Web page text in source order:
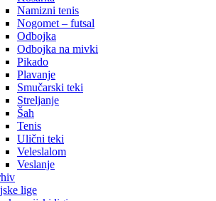
Namizni tenis
Nogomet – futsal
Odbojka
Odbojka na mivki
Pikado
Plavanje
Smučarski teki
Streljanje
Šah
Tenis
Ulični teki
Veleslalom
Veslanje
lige